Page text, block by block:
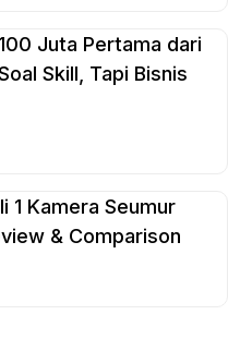
Juta Pertama dari
Skill, Tapi Bisnis
1 Kamera Seumur
& Comparison